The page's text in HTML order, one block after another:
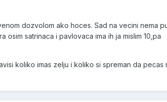
dozvolom ako hoces. Sad na vecini nema
osim satrinaca i pavlovaca ima ih ja mislim 10,pa
koliko imas zelju i koliko si spreman da pecas